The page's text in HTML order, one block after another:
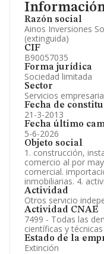
Razón social
Ainos Inversiones
(extinguida)
CIF
B90057035
Forma jurídica
Sociedad limitada
Sector
Servicios
Fecha de
21-3-2013
Fecha último
5-6-2026
Objeto social
1. construcción,
comercio al por
comercial.
inmobiliarias. 4.
Actividad
Otros servicio
Actividad CNAE
7499 - Todas las
científicas y técnicas
Estado de la
Extinción
Artículos de
Información